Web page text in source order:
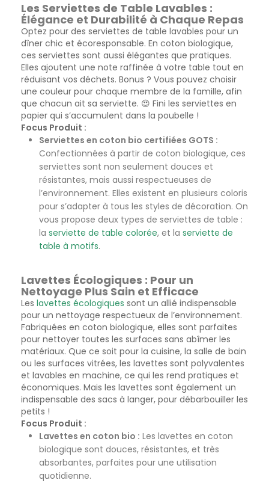
Les Serviettes de Table Lavables :
Élégance et Durabilité à Chaque Repas
Optez pour des serviettes de table lavables pour un
dîner chic et écoresponsable. En coton biologique,
ces serviettes sont aussi élégantes que pratiques.
Elles ajoutent une note raffinée à votre table tout en
réduisant vos déchets. Bonus ? Vous pouvez choisir
une couleur pour chaque membre de la famille, afin
que chacun ait sa serviette. 😍 Fini les serviettes en
papier qui s’accumulent dans la poubelle !
Focus Produit :
Serviettes en coton bio certifiées GOTS :
Confectionnées à partir de coton biologique, ces
serviettes sont non seulement douces et
résistantes, mais aussi respectueuses de
l’environnement. Elles existent en plusieurs coloris
pour s’adapter à tous les styles de décoration. On
vous propose deux types de serviettes de table :
la serviette de table colorée, et la serviette de
table à motifs.
Lavettes Écologiques : Pour un
Nettoyage Plus Sain et Efficace
Les lavettes écologiques sont un allié indispensable
pour un nettoyage respectueux de l’environnement.
Fabriquées en coton biologique, elles sont parfaites
pour nettoyer toutes les surfaces sans abîmer les
matériaux. Que ce soit pour la cuisine, la salle de bain
ou les surfaces vitrées, les lavettes sont polyvalentes
et lavables en machine, ce qui les rend pratiques et
économiques. Mais les lavettes sont également un
indispensable des sacs à langer, pour débarbouiller les
petits !
Focus Produit :
Lavettes en coton bio : Les lavettes en coton
biologique sont douces, résistantes, et très
absorbantes, parfaites pour une utilisation
quotidienne.